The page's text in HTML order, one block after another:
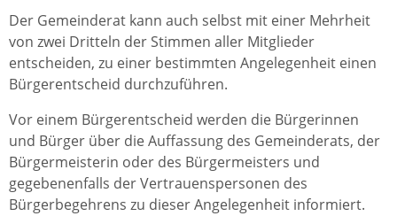
Der Gemeinderat kann auch selbst mit einer Mehrheit
von zwei Dritteln der Stimmen aller Mitglieder
entscheiden, zu einer bestimmten Angelegenheit einen
Bürgerentscheid durchzuführen.
Vor einem Bürgerentscheid werden die Bürgerinnen
und Bürger über die Auffassung des Gemeinderats, der
Bürgermeisterin oder des Bürgermeisters und
gegebenenfalls der Vertrauenspersonen des
Bürgerbegehrens zu dieser Angelegenheit informiert.